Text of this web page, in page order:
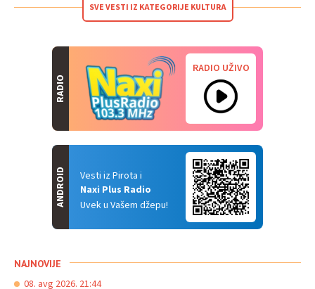
SVE VESTI IZ KATEGORIJE KULTURA
RADIO
RADIO UŽIVO
Vesti iz Pirota i
Naxi Plus Radio
Uvek u Vašem džepu!
ANDROID
NAJNOVIJE
08. avg 2026. 21:44